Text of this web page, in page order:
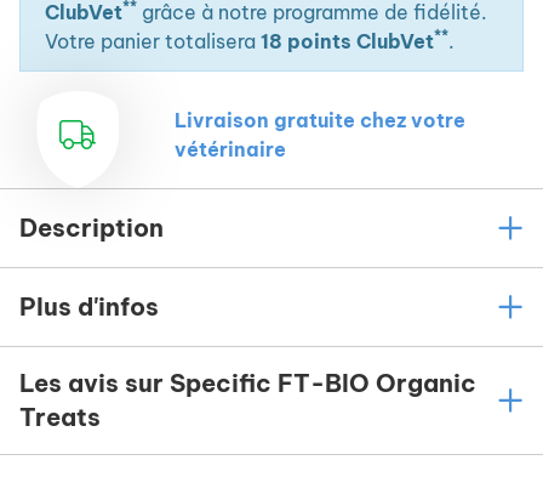
ClubVet** grâce à notre programme de fidélité.
Votre panier totalisera 18 points ClubVet**.
Livraison gratuite chez votre
vétérinaire
Description
Plus d'infos
Les avis sur Specific FT-BIO Organic
Treats